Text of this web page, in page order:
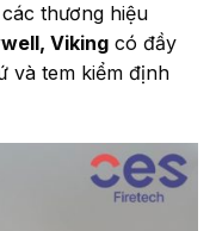
thương hiệu
Vikingcó đầy
và tem kiểm định